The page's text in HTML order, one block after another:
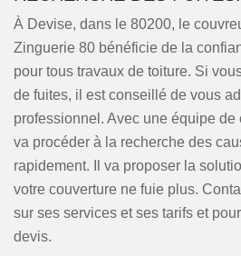
À Devise, dans le 80200, le
Zinguerie 80 bénéficie de la
pour tous travaux de toiture. Si
de fuites, il est conseillé de vous
professionnel. Avec une équipe de
va procéder à la recherche des
rapidement. Il va proposer la
votre couverture ne fuie plus.
sur ses services et ses tarifs et
devis.